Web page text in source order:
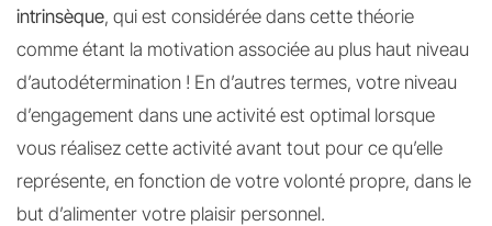
intrinsèque, qui est considérée dans cette théorie
comme étant la motivation associée au plus haut niveau
d’autodétermination ! En d’autres termes, votre niveau
d’engagement dans une activité est optimal lorsque
vous réalisez cette activité avant tout pour ce qu’elle
représente, en fonction de votre volonté propre, dans le
but d’alimenter votre plaisir personnel.